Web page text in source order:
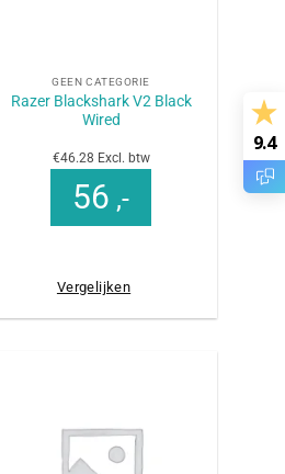
9.4
GEEN CATEGORIE
Razer Blackshark V2 Black
Wired
€46.28 Excl. btw
56 ,-
Vergelijken